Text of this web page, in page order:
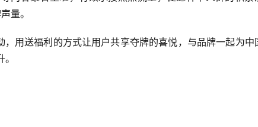
量。
，用送福利的方式让用户共享夺牌的喜悦，与品牌一起为中